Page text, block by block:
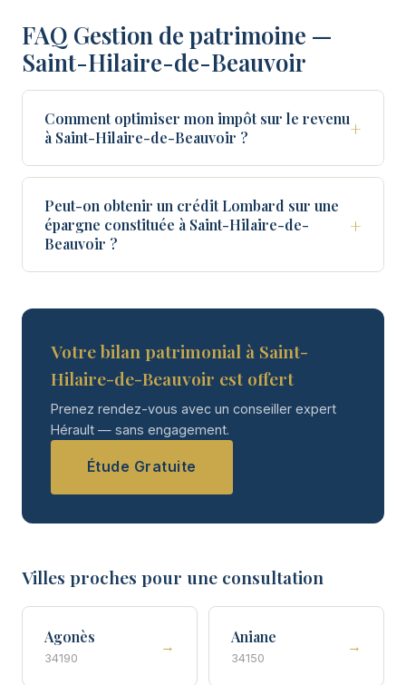
FAQ Gestion de patrimoine —
Saint-Hilaire-de-Beauvoir
Comment optimiser mon impôt sur le revenu
à Saint-Hilaire-de-Beauvoir ?
+
Peut-on obtenir un crédit Lombard sur une
épargne constituée à Saint-Hilaire-de-
Beauvoir ?
+
Votre bilan patrimonial à Saint-
Hilaire-de-Beauvoir est offert
Prenez rendez-vous avec un conseiller expert
Hérault — sans engagement.
Étude Gratuite
Villes proches pour une consultation
Agonès
34190
→
Aniane
34150
→